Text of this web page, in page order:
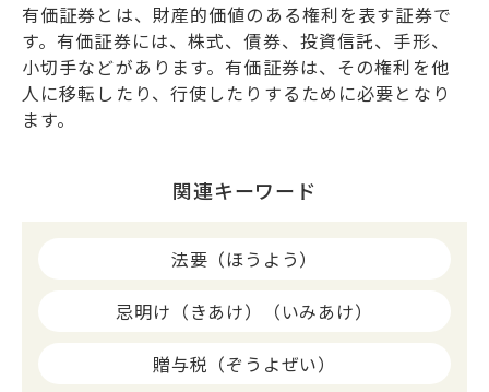
有価証券とは、財産的価値のある権利を表す証券で
す。有価証券には、株式、債券、投資信託、手形、
小切手などがあります。有価証券は、その権利を他
人に移転したり、行使したりするために必要となり
ます。
関連キーワード
法要（ほうよう）
忌明け（きあけ）（いみあけ）
贈与税（ぞうよぜい）